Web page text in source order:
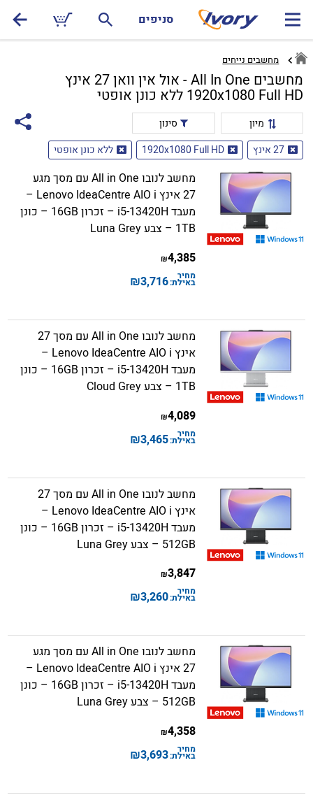
סניפים
מחשבים נייחים
מחשבים All In One - אול אין וואן 27 אינץ
1920x1080 Full HD ללא כונן אופטי
מיון
סינון
27 אינץ
1920x1080 Full HD ללא כונן אופטי
מחשב לנובו All in One עם מסך מגע
27 אינץ Lenovo IdeaCentre AIO i –
מעבד i5-13420H – זכרון 16GB – כונן
1TB – צבע Luna Grey
4,385
₪
מחיר
באילת:3,716
₪
מחשב לנובו All in One עם מסך 27
אינץ Lenovo IdeaCentre AIO i –
מעבד i5-13420H – זכרון 16GB – כונן
1TB – צבע Cloud Grey
4,089
₪
מחיר
באילת:3,465
₪
מחשב לנובו All in One עם מסך 27
אינץ Lenovo IdeaCentre AIO i –
מעבד i5-13420H – זכרון 16GB – כונן
512GB – צבע Luna Grey
3,847
₪
מחיר
באילת:3,260
₪
מחשב לנובו All in One עם מסך מגע
27 אינץ Lenovo IdeaCentre AIO i –
מעבד i5-13420H – זכרון 16GB – כונן
512GB – צבע Luna Grey
4,358
₪
מחיר
באילת:3,693
₪